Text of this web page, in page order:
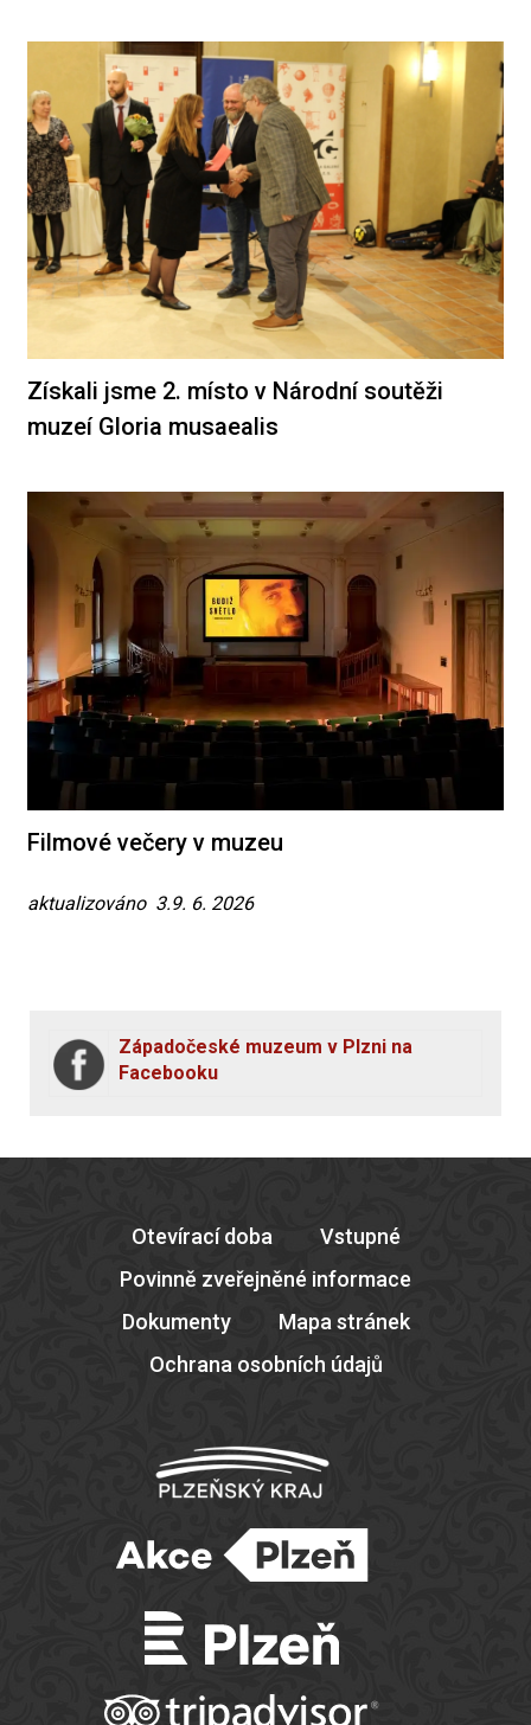
Získali jsme 2. místo v Národní soutěži
muzeí Gloria musaealis
Filmové večery v muzeu
aktualizováno 3.9. 6. 2026
Západočeské muzeum v Plzni na
Facebooku
Otevírací doba
Vstupné
Povinně zveřejněné informace
Dokumenty
Mapa stránek
Ochrana osobních údajů